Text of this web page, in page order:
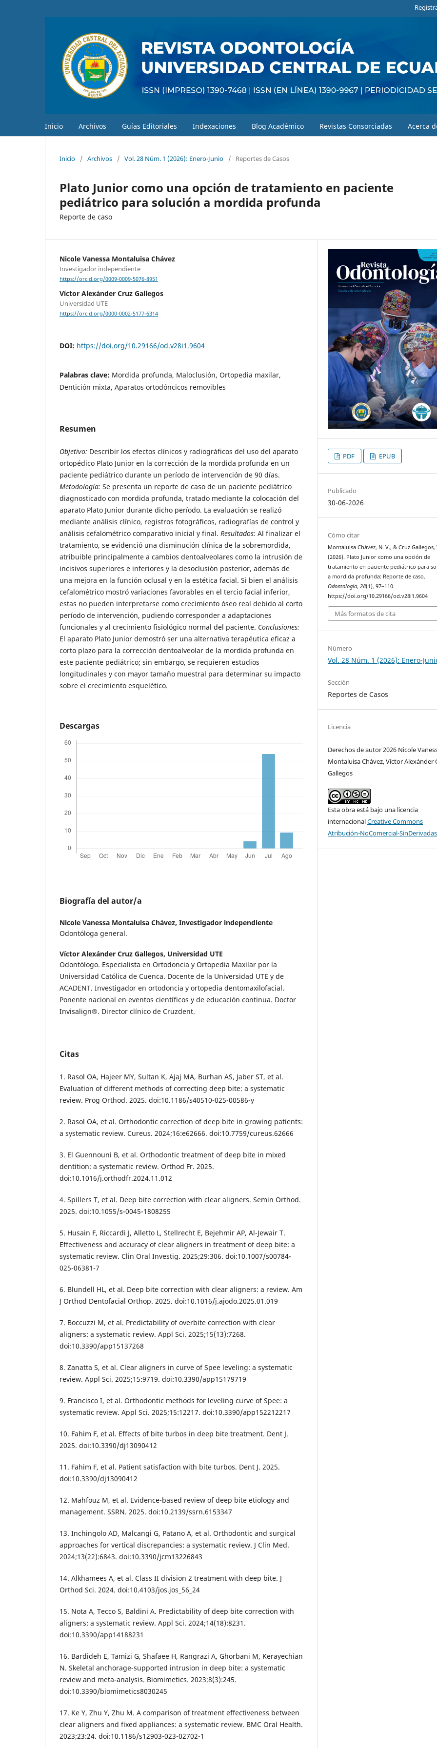
Inicio Archivos Guías Editoriales Indexaciones Blog Académico Revistas Consorciadas Acerca
Inicio / Archivos / Vol. 28 Núm. 1 (2026): Enero-Junio / Reportes de Casos
Plato Junior como una opción de tratamiento en paciente
pediátrico para solución a mordida profunda
Reporte de caso
Nicole Vanessa Montaluisa Chávez
Investigador independiente
https://orcid.org/0009-0009-5076-8951
Víctor Alexánder Cruz Gallegos
Universidad UTE
https://orcid.org/0000-0002-5177-6314
DOI: https://doi.org/10.29166/od.v28i1.9604
Palabras clave: Mordida profunda, Maloclusión, Ortopedia maxilar,
Dentición mixta, Aparatos ortodóncicos removibles
Resumen
Objetivo: Describir los efectos clínicos y radiográficos del uso del aparato
ortopédico Plato Junior en la corrección de la mordida profunda en un
paciente pediátrico durante un período de intervención de 90 días.
Metodología: Se presenta un reporte de caso de un paciente pediátrico
diagnosticado con mordida profunda, tratado mediante la colocación del
aparato Plato Junior durante dicho período. La evaluación se realizó
mediante análisis clínico, registros fotográficos, radiografías de control y
análisis cefalométrico comparativo inicial y final. Resultados: Al finalizar el
tratamiento, se evidenció una disminución clínica de la sobremordida,
atribuible principalmente a cambios dentoalveolares como la intrusión de
incisivos superiores e inferiores y la desoclusión posterior, además de
una mejora en la función oclusal y en la estética facial. Si bien el análisis
cefalométrico mostró variaciones favorables en el tercio facial inferior,
estas no pueden interpretarse como crecimiento óseo real debido al corto
período de intervención, pudiendo corresponder a adaptaciones
funcionales y al crecimiento fisiológico normal del paciente. Conclusiones:
El aparato Plato Junior demostró ser una alternativa terapéutica eficaz a
corto plazo para la corrección dentoalveolar de la mordida profunda en
este paciente pediátrico; sin embargo, se requieren estudios
longitudinales y con mayor tamaño muestral para determinar su impacto
sobre el crecimiento esquelético.
Descargas
Biografía del autor/a
Nicole Vanessa Montaluisa Chávez, Investigador independiente
Odontóloga general.
Víctor Alexánder Cruz Gallegos, Universidad UTE
Odontólogo. Especialista en Ortodoncia y Ortopedia Maxilar por la
Universidad Católica de Cuenca. Docente de la Universidad UTE y de
ACADENT. Investigador en ortodoncia y ortopedia dentomaxilofacial.
Ponente nacional en eventos científicos y de educación continua. Doctor
Invisalign®. Director clínico de Cruzdent.
Citas
1. Rasol OA, Hajeer MY, Sultan K, Ajaj MA, Burhan AS, Jaber ST, et al.
Evaluation of different methods of correcting deep bite: a systematic
review. Prog Orthod. 2025. doi:10.1186/s40510-025-00586-y
2. Rasol OA, et al. Orthodontic correction of deep bite in growing patients:
a systematic review. Cureus. 2024;16:e62666. doi:10.7759/cureus.62666
3. El Guennouni B, et al. Orthodontic treatment of deep bite in mixed
dentition: a systematic review. Orthod Fr. 2025.
doi:10.1016/j.orthodfr.2024.11.012
4. Spillers T, et al. Deep bite correction with clear aligners. Semin Orthod.
2025. doi:10.1055/s-0045-1808255
5. Husain F, Riccardi J, Alletto L, Stellrecht E, Bejehmir AP, Al-Jewair T.
Effectiveness and accuracy of clear aligners in treatment of deep bite: a
systematic review. Clin Oral Investig. 2025;29:306. doi:10.1007/s00784-
025-06381-7
6. Blundell HL, et al. Deep bite correction with clear aligners: a review. Am
J Orthod Dentofacial Orthop. 2025. doi:10.1016/j.ajodo.2025.01.019
7. Boccuzzi M, et al. Predictability of overbite correction with clear
aligners: a systematic review. Appl Sci. 2025;15(13):7268.
doi:10.3390/app15137268
8. Zanatta S, et al. Clear aligners in curve of Spee leveling: a systematic
review. Appl Sci. 2025;15:9719. doi:10.3390/app15179719
9. Francisco I, et al. Orthodontic methods for leveling curve of Spee: a
systematic review. Appl Sci. 2025;15:12217. doi:10.3390/app152212217
10. Fahim F, et al. Effects of bite turbos in deep bite treatment. Dent J.
2025. doi:10.3390/dj13090412
11. Fahim F, et al. Patient satisfaction with bite turbos. Dent J. 2025.
doi:10.3390/dj13090412
12. Mahfouz M, et al. Evidence-based review of deep bite etiology and
management. SSRN. 2025. doi:10.2139/ssrn.6153347
13. Inchingolo AD, Malcangi G, Patano A, et al. Orthodontic and surgical
approaches for vertical discrepancies: a systematic review. J Clin Med.
2024;13(22):6843. doi:10.3390/jcm13226843
14. Alkhamees A, et al. Class II division 2 treatment with deep bite. J
Orthod Sci. 2024. doi:10.4103/jos.jos_56_24
15. Nota A, Tecco S, Baldini A. Predictability of deep bite correction with
aligners: a systematic review. Appl Sci. 2024;14(18):8231.
doi:10.3390/app14188231
16. Bardideh E, Tamizi G, Shafaee H, Rangrazi A, Ghorbani M, Kerayechian
N. Skeletal anchorage-supported intrusion in deep bite: a systematic
review and meta-analysis. Biomimetics. 2023;8(3):245.
doi:10.3390/biomimetics8030245
17. Ke Y, Zhu Y, Zhu M. A comparison of treatment effectiveness between
clear aligners and fixed appliances: a systematic review. BMC Oral Health.
2023;23:24. doi:10.1186/s12903-023-02702-1
PDF EPUB
Publicado
30-06-2026
Cómo citar
Montaluisa Chávez, N. V., & Cruz Gallegos,
(2026). Plato Junior como una opción de
tratamiento en paciente pediátrico para
a mordida profunda: Reporte de caso.
Odontología,28(1), 97–110.
https://doi.org/10.29166/od.v28i1.9604
Más formatos de cita
Número
Vol. 28 Núm. 1 (2026): Enero-
Sección
Reportes de Casos
Licencia
Derechos de autor 2026 Nicole
Montaluisa Chávez, Víctor Alexánder
Gallegos
Esta obra está bajo una licencia
internacionalCreative Commons
Atribución-NoComercial-